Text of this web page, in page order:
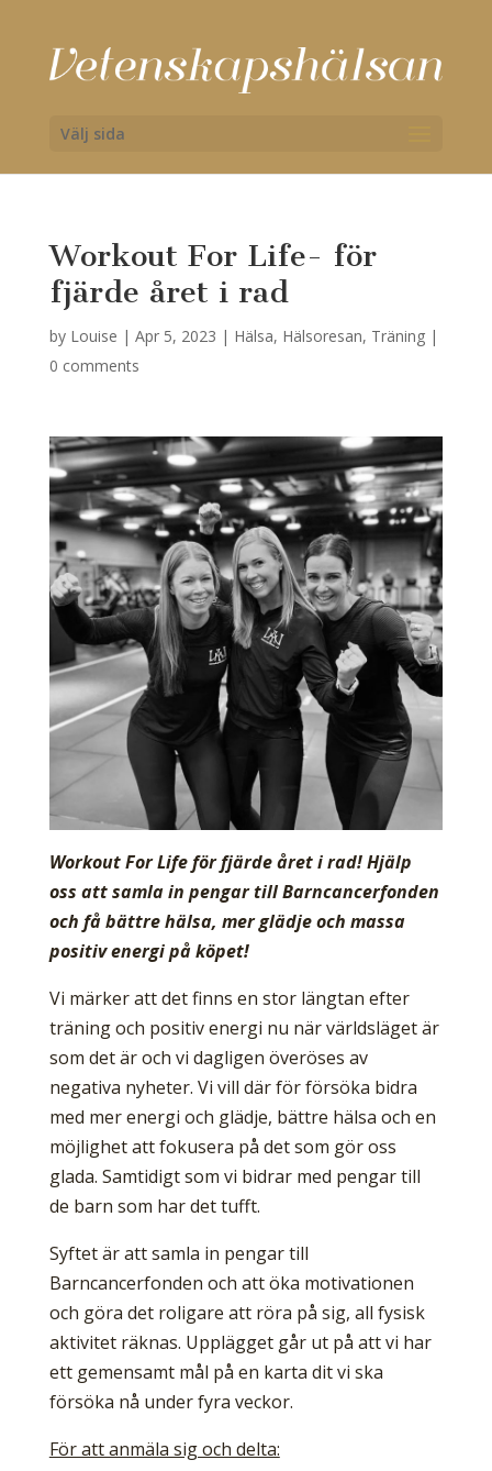
Välj sida
Workout For Life- för
fjärde året i rad
by Louise | Apr 5, 2023 | Hälsa, Hälsoresan, Träning|
0 comments
Workout For Life för fjärde året i rad!Hjälp
oss att samla in pengar till Barncancerfonden
och få bättre hälsa, mer glädje och massa
positiv energi på köpet!
Vi märker att det finns en stor längtan efter
träning och positiv energi nu när världsläget är
som det är och vi dagligen överöses av
negativa nyheter. Vi vill där för försöka bidra
med mer energi och glädje, bättre hälsa och en
möjlighet att fokusera på det som gör oss
glada. Samtidigt som vi bidrar med pengar till
de barn som har det tufft.
Syftet är att samla in pengar till
Barncancerfonden och att öka motivationen
och göra det roligare att röra på sig, all fysisk
aktivitet räknas. Upplägget går ut på att vi har
ett gemensamt mål på en karta dit vi ska
försöka nå under fyra veckor.
För att anmäla sig och delta: